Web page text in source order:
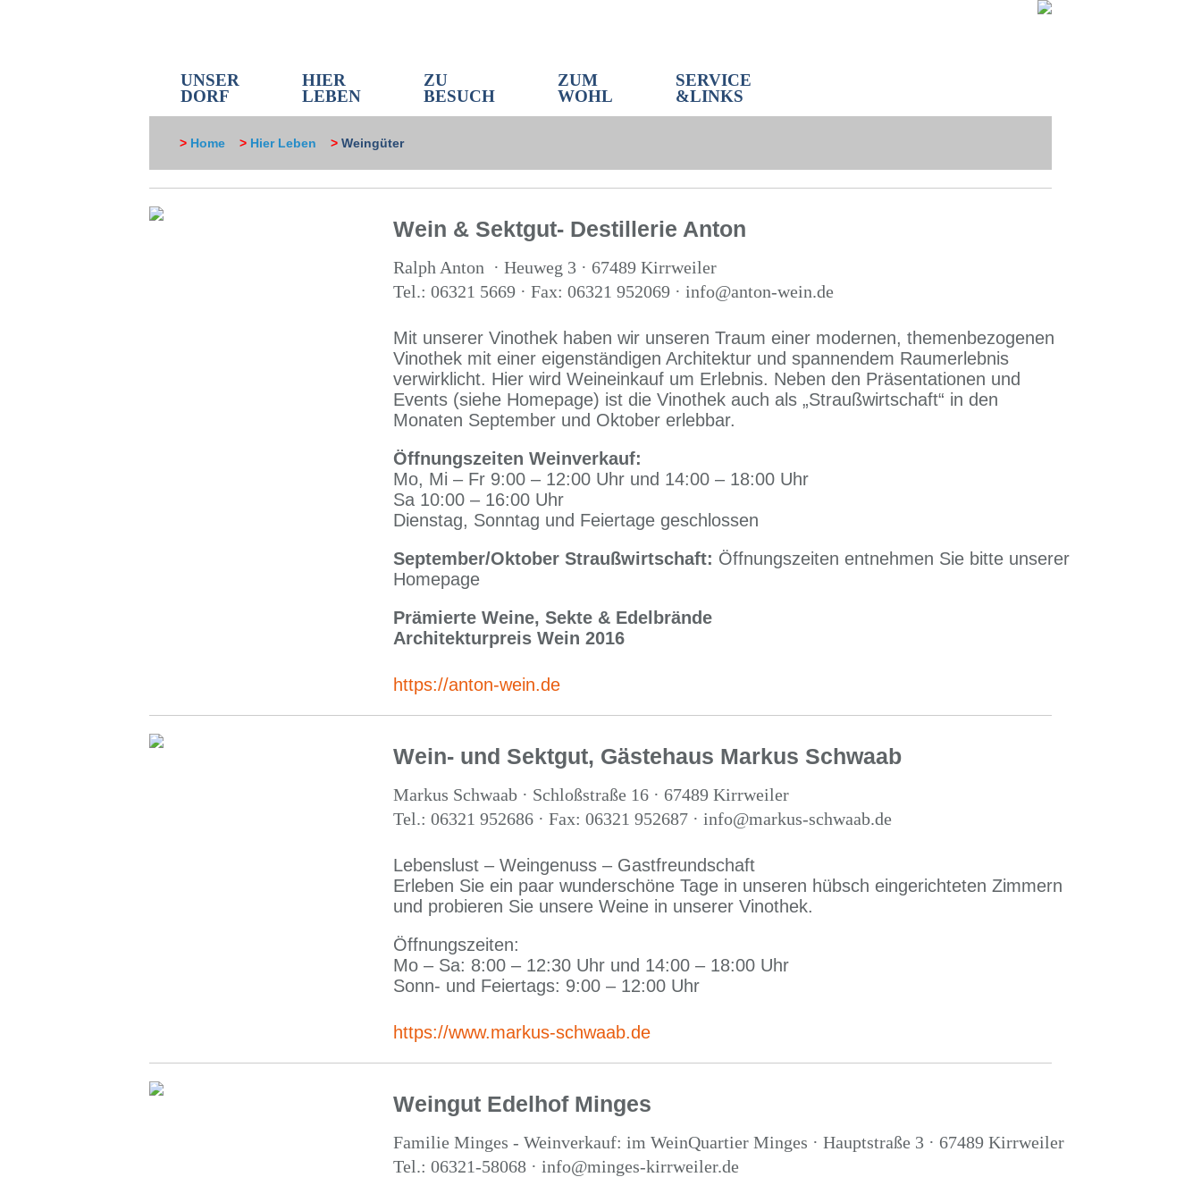
UNSER
DORF
HIER
LEBEN
ZU
BESUCH
ZUM
WOHL
SERVICE
&LINKS
> Home > Hier Leben > Weingüter
Wein & Sektgut- Destillerie Anton
Ralph Anton · Heuweg 3 · 67489 Kirrweiler
Tel.: 06321 5669 · Fax: 06321 952069 · info@anton-wein.de
Mit unserer Vinothek haben wir unseren Traum einer modernen, themenbezogenen
Vinothek mit einer eigenständigen Architektur und spannendem Raumerlebnis
verwirklicht. Hier wird Weineinkauf um Erlebnis. Neben den Präsentationen und
Events (siehe Homepage) ist die Vinothek auch als „Straußwirtschaft“ in den
Monaten September und Oktober erlebbar.
Öffnungszeiten Weinverkauf:
Mo, Mi – Fr 9:00 – 12:00 Uhr und 14:00 – 18:00 Uhr
Sa 10:00 – 16:00 Uhr
Dienstag, Sonntag und Feiertage geschlossen
September/Oktober Straußwirtschaft: Öffnungszeiten entnehmen Sie bitte unserer
Homepage
Prämierte Weine, Sekte & Edelbrände
Architekturpreis Wein 2016
https://anton-wein.de
Wein- und Sektgut, Gästehaus Markus Schwaab
Markus Schwaab · Schloßstraße 16 · 67489 Kirrweiler
Tel.: 06321 952686 · Fax: 06321 952687 · info@markus-schwaab.de
Lebenslust – Weingenuss – Gastfreundschaft
Erleben Sie ein paar wunderschöne Tage in unseren hübsch eingerichteten Zimmern
und probieren Sie unsere Weine in unserer Vinothek.
Öffnungszeiten:
Mo – Sa: 8:00 – 12:30 Uhr und 14:00 – 18:00 Uhr
Sonn- und Feiertags: 9:00 – 12:00 Uhr
https://www.markus-schwaab.de
Weingut Edelhof Minges
Familie Minges - Weinverkauf: im WeinQuartier Minges · Hauptstraße 3 · 67489 Kirrweiler
Tel.: 06321-58068 · info@minges-kirrweiler.de